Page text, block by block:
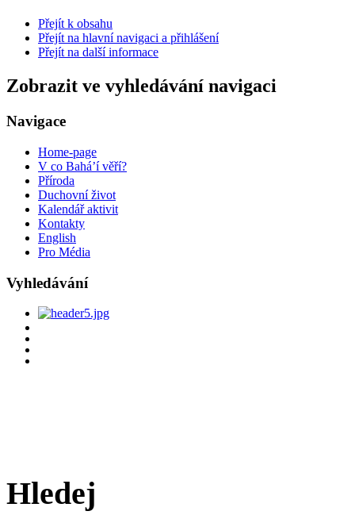
Přejít k obsahu
Přejít na hlavní navigaci a přihlášení
Přejít na další informace
Zobrazit ve vyhledávání navigaci
Navigace
Home-page
V co Bahá’í věří?
Příroda
Duchovní život
Kalendář aktivit
Kontakty
English
Pro Média
Vyhledávání
Hledej